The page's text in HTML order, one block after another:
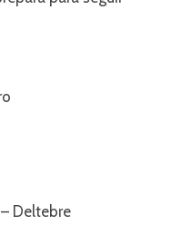
Deltebre